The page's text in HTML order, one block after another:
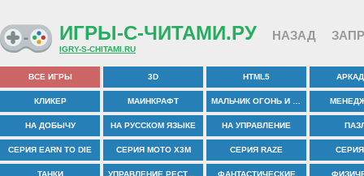
ИГРЫ-С-ЧИТАМИ.РУ
IGRY-S-CHITAMI.RU
НАЗАД
ВСЕ ИГРЫ 3D HTML5
КЛИКЕР МАИНКРАФТ
НА ДОБЫЧУ НА РУССКОМ ЯЗЫКЕ НА УПРАВЛЕНИЕ
СЕРИЯ EARN TO DIE СЕРИЯ MOTO X3M СЕРИЯ RAZE СЕРИЯ
ТАНКИ ФАНТАСТИЧЕСКИЕ